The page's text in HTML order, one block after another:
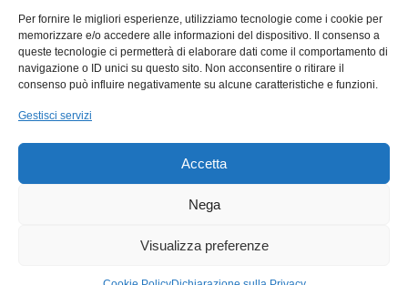
Per fornire le migliori esperienze, utilizziamo tecnologie come i cookie per
memorizzare e/o accedere alle informazioni del dispositivo. Il consenso a
queste tecnologie ci permetterà di elaborare dati come il comportamento di
navigazione o ID unici su questo sito. Non acconsentire o ritirare il
consenso può influire negativamente su alcune caratteristiche e funzioni.
Gestisci servizi
Accetta
Nega
Visualizza preferenze
Il menù è stato rivisto con un approccio fresco:
ogni sezione è stata progettata per trasmettere
la varietà dei sapori offerti, offrendo ai clienti
l’anticipazione delle delizie culinarie in attesa. La
collaborazione con Taglieri del Re è stata
nella creazione di un design di qualità al servizio
Insieme a Taglieri del Re, celebriamo il connubio